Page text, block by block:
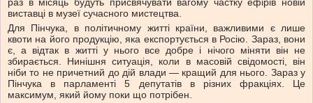
раз в місяць будуть присвячувати вагому частку ефірів новій
виставці в музеї сучасного мистецтва.
Для Пінчука, в політичному житті країни, важливими є лише
квоти на його продукцію, яка експортується в Росію. Зараз, вони
є, а відтак в житті у нього все добре і нічого міняти він не
збирається. Нинішня ситуація, коли в масовій свідомості, він
ніби то не причетний до дій влади — кращий для нього. Зараз у
Пінчука в парламенті 5 депутатів в різних фракціях. Це
максимум, який йому поки що потрібен.